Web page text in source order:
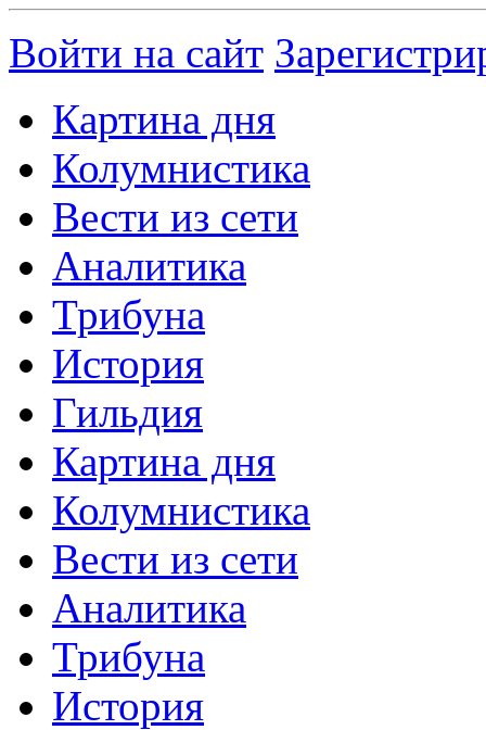
Войти на сайт
Картина дня
Колумнистика
Вести из сети
Аналитика
Трибуна
История
Гильдия
Картина дня
Колумнистика
Вести из сети
Аналитика
Трибуна
История